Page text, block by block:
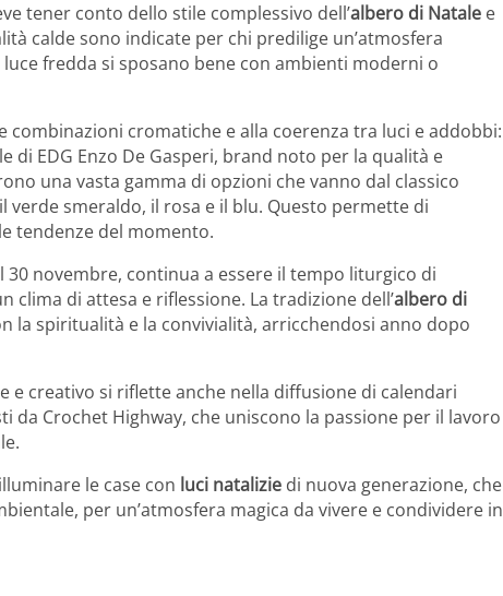
tener conto dello stile complessivo dell’albero di Natale e
calde sono indicate per chi predilige un’atmosfera
fredda si sposano bene con ambienti moderni o
combinazioni cromatiche e alla coerenza tra luci e addobbi:
di EDG Enzo De Gasperi, brand noto per la qualità e
una vasta gamma di opzioni che vanno dal classico
smeraldo, il rosa e il blu. Questo permette di
tendenze del momento.
30 novembre, continua a essere il tempo liturgico di
clima di attesa e riflessione. La tradizione dell’albero di
la spiritualità e la convivialità, arricchendosi anno dopo
e creativo si riflette anche nella diffusione di calendari
da Crochet Highway, che uniscono la passione per il lavoro
le case con luci natalizie di nuova generazione, che
per un’atmosfera magica da vivere e condividere in